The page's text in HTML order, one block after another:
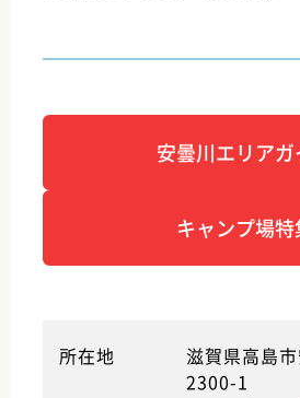
安曇川エリアガ
キャンプ場特
所在地
滋賀県高島
2300-1